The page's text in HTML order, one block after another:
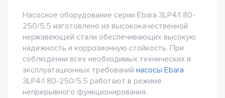
Насосное оборудование серии Ebara 3LP4/I 80-
250/5,5 изготовлено из высококачественной
нержавеющей стали обеспечивающих высокую
надежность и коррозионную стойкость. При
соблюдении всех необходимых технических и
эксплуатационных требований насосы Ebara
3LP4/I 80-250/5,5 работают в режиме
непрерывного функционирования.